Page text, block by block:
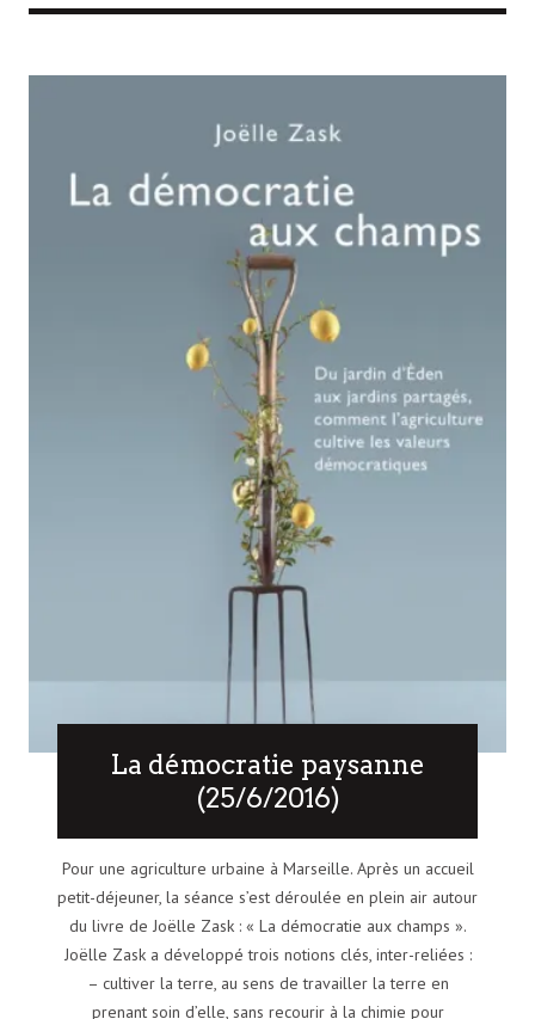
La démocratie paysanne
(25/6/2016)
Pour une agriculture urbaine à Marseille. Après un accueil
petit-déjeuner, la séance s’est déroulée en plein air autour
du livre de Joëlle Zask : « La démocratie aux champs ».
Joëlle Zask a développé trois notions clés, inter-reliées :
– cultiver la terre, au sens de travailler la terre en
prenant soin d’elle, sans recourir à la chimie pour